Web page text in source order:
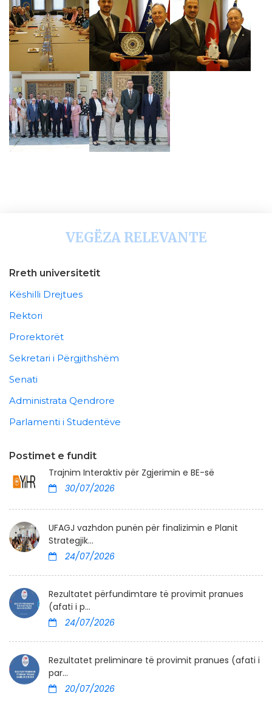
VEGËZA RELEVANTE
Rreth universitetit
Këshilli Drejtues
Rektori
Prorektorët
Sekretari i Përgjithshëm
Senati
Administrata Qendrore
Parlamenti i Studentëve
Postimet e fundit
Trajnim Interaktiv për Zgjerimin e BE-së
30/07/2026
UFAGJ vazhdon punën për finalizimin e Planit
Strategjik...
24/07/2026
Rezultatet përfundimtare të provimit pranues
(afati i p...
24/07/2026
Rezultatet preliminare të provimit pranues (afati i
par...
20/07/2026